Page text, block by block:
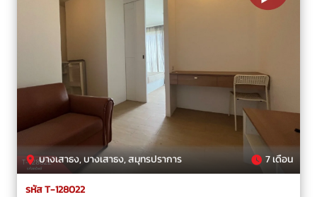
บางเสาธง, บางเสาธง, สมุทรปราการ 7 เดือน
รหัส T-128022